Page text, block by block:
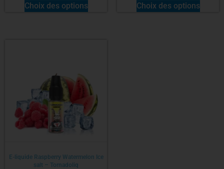
Choix des options Choix des options
E-liquide Raspberry Watermelon Ice
salt – Tornadoliq